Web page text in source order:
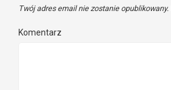
Twój adres email nie zostanie opublikowany.
Komentarz